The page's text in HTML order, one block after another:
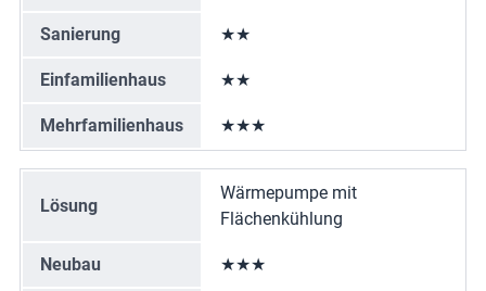
Sanierung ★★
Einfamilienhaus ★★
Mehrfamilienhaus ★★★
Lösung
Wärmepumpe mit
Flächenkühlung
Neubau ★★★